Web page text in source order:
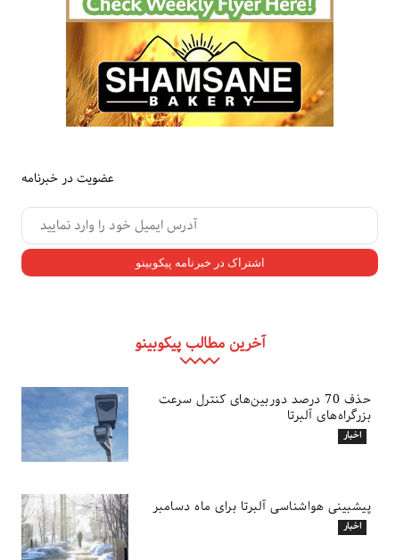
عضویت در خبرنامه
آخرین مطالب پیکوبینو
حذف 70 درصد دوربین‌های کنترل سرعت
بزرگراه‌های آلبرتا
اخبار
پیشبینی هواشناسی آلبرتا برای ماه دسامبر
اخبار